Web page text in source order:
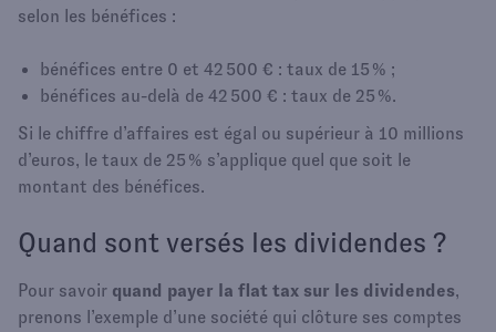
selon les bénéfices :
bénéfices entre 0 et 42 500 € : taux de 15 % ;
bénéfices au-delà de 42 500 € : taux de 25 %.
Si le chiffre d’affaires est égal ou supérieur à 10 millions
d’euros, le taux de 25 % s’applique quel que soit le
montant des bénéfices.
Quand sont versés les dividendes ?
Pour savoir quand payer la flat tax sur les dividendes,
prenons l’exemple d’une société qui clôture ses comptes